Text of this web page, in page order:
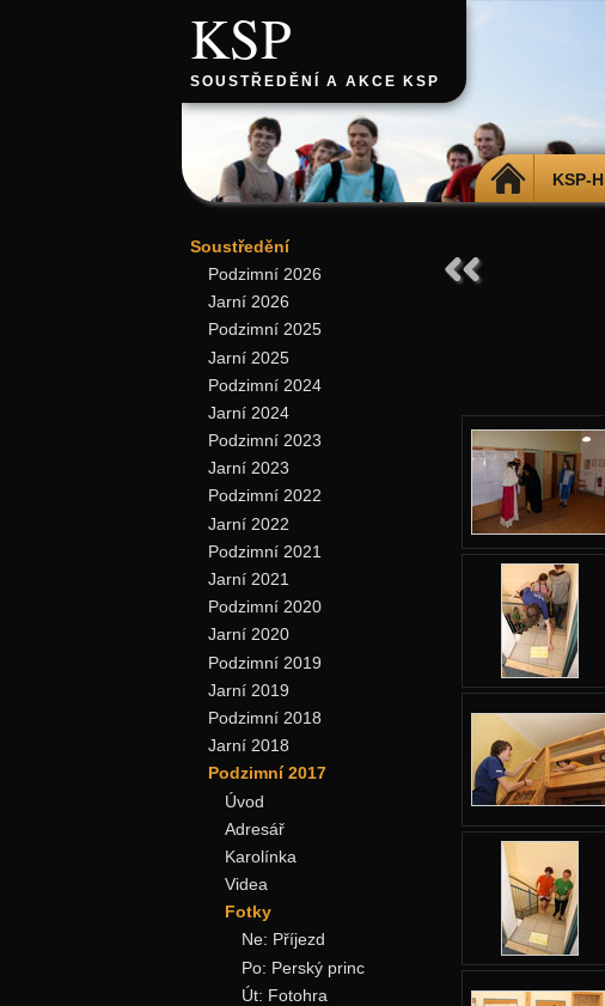
KSP
SOUSTŘEDĚNÍ A AKCE KSP
DOMŮ KSP-H
Soustředění
Podzimní 2026
Jarní 2026
Podzimní 2025
Jarní 2025
Podzimní 2024
Jarní 2024
Podzimní 2023
Jarní 2023
Podzimní 2022
Jarní 2022
Podzimní 2021
Jarní 2021
Podzimní 2020
Jarní 2020
Podzimní 2019
Jarní 2019
Podzimní 2018
Jarní 2018
Podzimní 2017
Úvod
Adresář
Karolínka
Videa
Fotky
Ne: Příjezd
Po: Perský princ
Út: Fotohra